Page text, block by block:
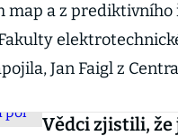
map a z
Jan Faigl z
Vědci zjistili,